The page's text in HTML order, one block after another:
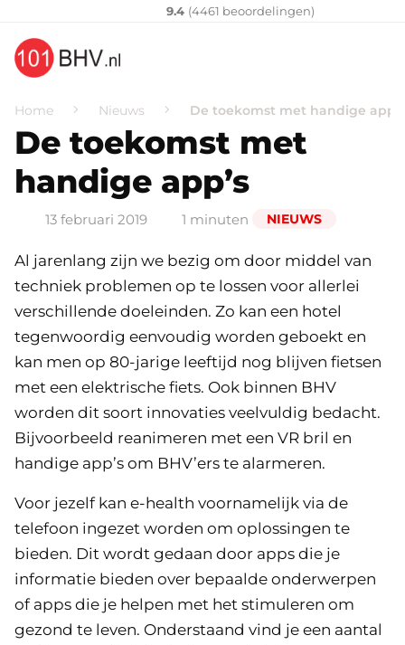
Klantenvertellen
9.410
(4461 ​ beoordelingen)
Home Nieuws De toekomst met handige app’s
De toekomst met
handige app’s
13 februari 2019 1 minuten NIEUWS
Al jarenlang zijn we bezig om door middel van
techniek problemen op te lossen voor allerlei
verschillende doeleinden. Zo kan een hotel
tegenwoordig eenvoudig worden geboekt en
kan men op 80-jarige leeftijd nog blijven fietsen
met een elektrische fiets. Ook binnen BHV
worden dit soort innovaties veelvuldig bedacht.
Bijvoorbeeld reanimeren met een VR bril en
handige app’s om BHV’ers te alarmeren.
Voor jezelf kan e-health voornamelijk via de
telefoon ingezet worden om oplossingen te
bieden. Dit wordt gedaan door apps die je
informatie bieden over bepaalde onderwerpen
of apps die je helpen met het stimuleren om
gezond te leven. Onderstaand vind je een aantal